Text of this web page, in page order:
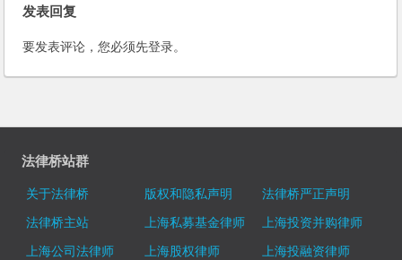
发表回复
要发表评论，您必须先登录。
法律桥站群
关于法律桥 版权和隐私声明
法律桥严正声明
法律桥主站
上海私募基金律师
上海投资并购律师
上海公司法律师
上海股权律师
上海投融资律师